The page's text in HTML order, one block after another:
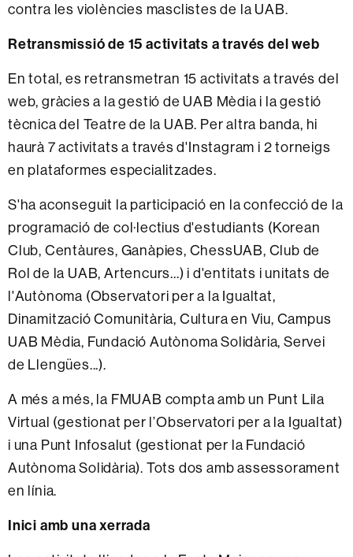
contra les violències masclistes de la UAB.
Retransmissió de 15 activitats a través del web
En total, es retransmetran 15 activitats a través del
web, gràcies a la gestió de UAB Mèdia i la gestió
tècnica del Teatre de la UAB. Per altra banda, hi
haurà 7 activitats a través d'Instagram i 2 torneigs
en plataformes especialitzades.
S'ha aconseguit la participació en la confecció de la
programació de col·lectius d'estudiants (Korean
Club, Centàures, Ganàpies, ChessUAB, Club de
Rol de la UAB, Artencurs...) i d'entitats i unitats de
l'Autònoma (Observatori per a la Igualtat,
Dinamització Comunitària, Cultura en Viu, Campus
UAB Mèdia, Fundació Autònoma Solidària, Servei
de Llengües...).
A més a més, la FMUAB compta amb un Punt Lila
Virtual (gestionat per l’Observatori per a la Igualtat)
i una Punt Infosalut (gestionat per la Fundació
Autònoma Solidària). Tots dos amb assessorament
en línia.
Inici amb una xerrada